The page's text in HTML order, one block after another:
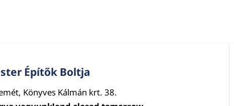
Építők Boltja
Könyves Kálmán krt. 38.